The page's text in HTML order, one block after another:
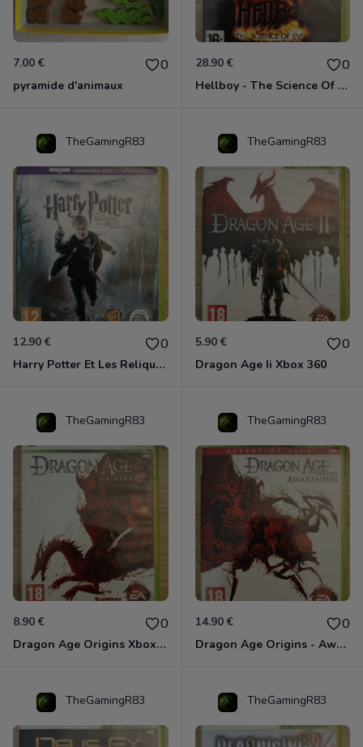
7.00 € 0
pyramide d'animaux
28.90 € 0
Hellboy - The Science Of Evil Xbox 360
TheGamingR83
12.90 € 0
Harry Potter Et Les Reliques De La Mort - 1ère Partie Xbox 360
TheGamingR83
5.90 € 0
Dragon Age Ii Xbox 360
TheGamingR83
8.90 € 0
Dragon Age Origins Xbox 360
TheGamingR83
14.90 € 0
Dragon Age Origins - Awakening Xbox 360
TheGamingR83 TheGamingR83